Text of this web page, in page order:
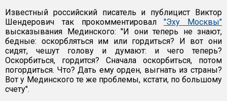
Известный российский писатель и публицист Виктор
Шендерович так прокомментировал"Эху Москвы"
высказывания Мединского: "И они теперь не знают,
бедные: оскорбляться им или гордиться? И вот они
сидят, чешут голову и думают: и чего теперь?
Оскорбиться, гордится? Сначала оскорбиться, потом
погордиться. Что? Дать ему орден, выгнать из страны?
Вот у Мединского те же проблемы, кстати, по большому
счету".